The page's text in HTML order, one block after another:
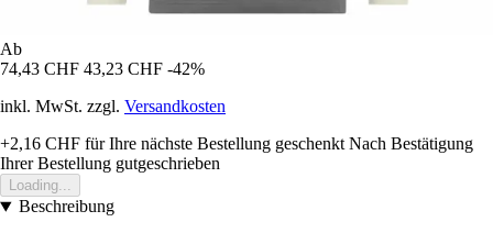
Ab
74,43 CHF 43,23 CHF -42%
inkl. MwSt. zzgl. Versandkosten
+2,16 CHF für Ihre nächste Bestellung geschenkt Nach Bestätigung
Ihrer Bestellung gutgeschrieben
Loading...
Beschreibung